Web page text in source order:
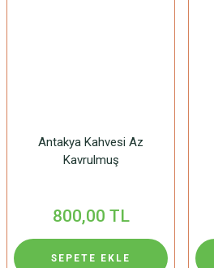
Antakya Kahvesi Az
Kavrulmuş
800,00 TL
SEPETE EKLE